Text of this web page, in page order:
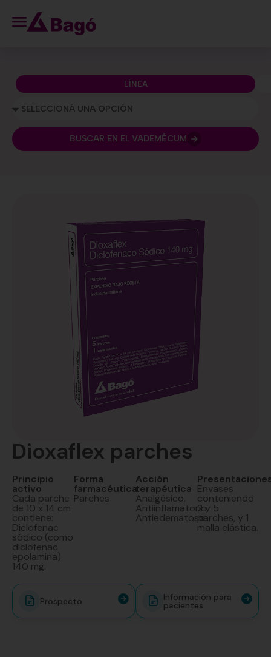
LÍNEA
BUSCAR EN EL VADEMÉCUM
Dioxaflex parches
Principio
activo
Cada parche
de 10 x 14 cm
contiene:
Diclofenac
sódico (como
diclofenac
epolamina)
140 mg.
Forma
farmacéutica
Parches
Acción
terapéutica
Analgésico.
Antiinflamatorio.
Antiedematoso.
Envases
conteniendo
2 y 5
parches, y 1
malla elástica.
Prospecto Información para
pacientes